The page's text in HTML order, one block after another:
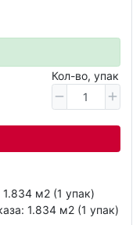
Кол-во, упак
м2 (1 упак)
1.834 м2 (1 упак)